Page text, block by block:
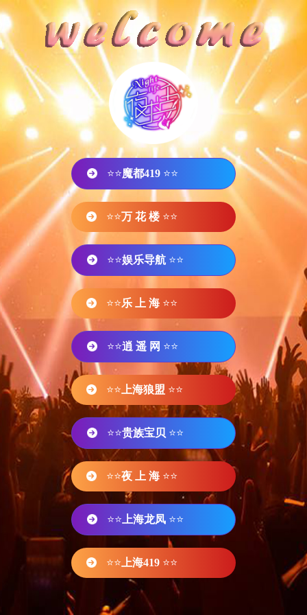
⭐⭐魔都419 ⭐⭐
⭐⭐万 花 楼 ⭐⭐
⭐⭐娱乐导航 ⭐⭐
⭐⭐乐 上 海 ⭐⭐
⭐⭐逍 遥 网 ⭐⭐
⭐⭐ 上海狼盟 ⭐⭐
⭐⭐贵族宝贝 ⭐⭐
⭐⭐夜 上 海 ⭐⭐
⭐⭐ 上海龙凤 ⭐⭐
⭐⭐ 上海419 ⭐⭐